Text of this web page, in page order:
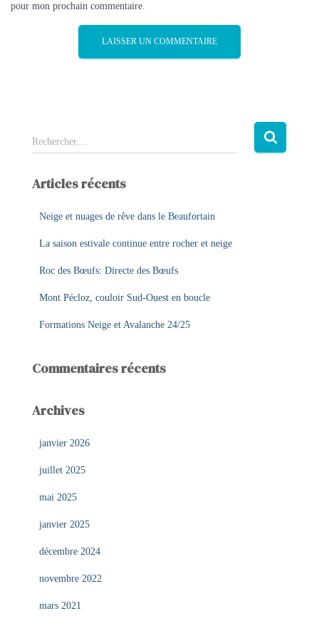
pour mon prochain commentaire.
R
e
h
Rechercher…
Articles récents
Neige et nuages de rêve dans le Beaufortain
La saison estivale continue entre rocher et neige
Roc des Bœufs: Directe des Bœufs
Mont Pécloz, couloir Sud-Ouest en boucle
Formations Neige et Avalanche 24/25
Commentaires récents
Archives
janvier 2026
juillet 2025
mai 2025
janvier 2025
décembre 2024
novembre 2022
mars 2021